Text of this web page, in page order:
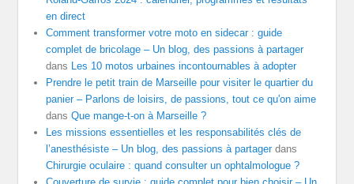
en direct
Comment transformer votre moto en sidecar : guide
complet de bricolage – Un blog, des passions à partager
dans Les 10 motos urbaines incontournables à adopter
Prendre le petit train de Marseille pour visiter le quartier du
panier – Parlons de loisirs, de passions, tout ce qu'on aime
dansQue mange-t-on à Marseille ?
Les missions essentielles et les responsabilités clés de
l’anesthésiste – Un blog, des passions à partagerdans
Chirurgie oculaire : quand consulter un ophtalmologue ?